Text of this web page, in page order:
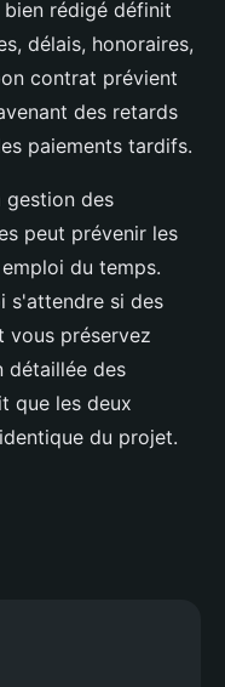
rédigé définit
délais, honoraires,
contrat prévient
des retards
paiements tardifs.
gestion des
peut prévenir les
du temps.
s'attendre si des
vous préservez
détaillée des
que les deux
du projet.